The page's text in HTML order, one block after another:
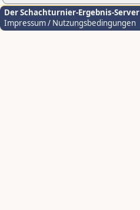
Der Schachturnier-Ergebnis-Server
Impressum / Nutzungsbedingungen